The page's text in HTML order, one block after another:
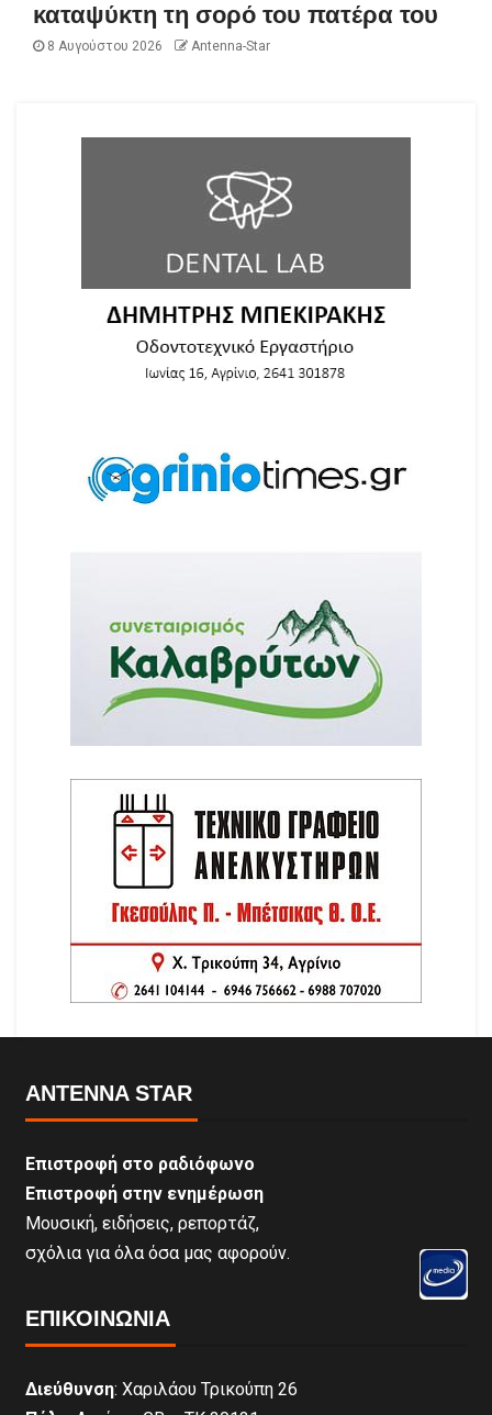
καταψύκτη τη σορό του πατέρα του
8 Αυγούστου 2026 Antenna-Star
ANTENNA STAR
Επιστροφή στο ραδιόφωνο
Επιστροφή στην ενημέρωση
Μουσική, ειδήσεις, ρεπορτάζ,
σχόλια για όλα όσα μας αφορούν.
ΕΠΙΚΟΙΝΩΝΊΑ
Διεύθυνση: Χαριλάου Τρικούπη 26